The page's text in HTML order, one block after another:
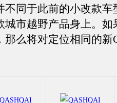
不同于此前的小改款车
城市越野产品身上。如
那么将对定位相同的新